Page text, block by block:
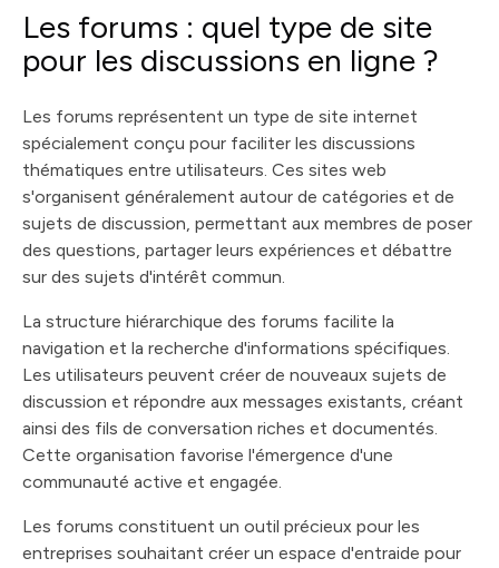
Les forums : quel type de site
pour les discussions en ligne ?
Les forums représentent un type de site internet
spécialement conçu pour faciliter les discussions
thématiques entre utilisateurs. Ces sites web
s'organisent généralement autour de catégories et de
sujets de discussion, permettant aux membres de poser
des questions, partager leurs expériences et débattre
sur des sujets d'intérêt commun.
La structure hiérarchique des forums facilite la
navigation et la recherche d'informations spécifiques.
Les utilisateurs peuvent créer de nouveaux sujets de
discussion et répondre aux messages existants, créant
ainsi des fils de conversation riches et documentés.
Cette organisation favorise l'émergence d'une
communauté active et engagée.
Les forums constituent un outil précieux pour les
entreprises souhaitant créer un espace d'entraide pour